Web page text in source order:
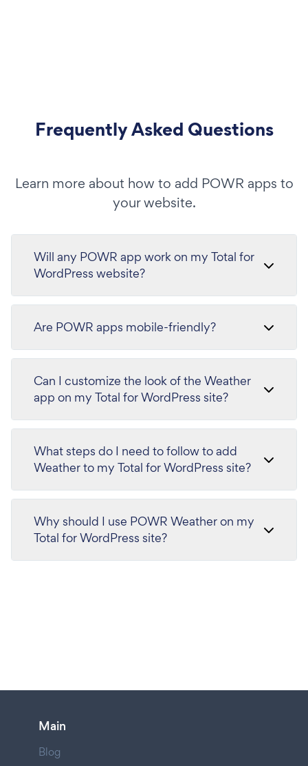
Frequently Asked Questions
Learn more about how to add POWR apps to
your website.
Will any POWR app work on my Total for
WordPress website?
Are POWR apps mobile-friendly?
Can I customize the look of the Weather
app on my Total for WordPress site?
What steps do I need to follow to add
Weather to my Total for WordPress site?
Why should I use POWR Weather on my
Total for WordPress site?
Main
Blog